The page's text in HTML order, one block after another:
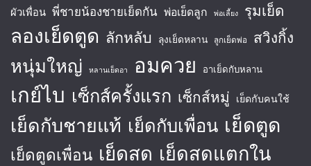
ผัวเพื่อน พี่ชายน้องชายเย็ดกัน พ่อเย็ดลูก พ่อเลี้ยง รุมเย็ด
ลองเย็ดตูด ลักหลับ ลุงเย็ดหลาน ลูกเย็ดพ่อ สวิงกิ้ง
หนุ่มใหญ่ หลานเย็ดอา อมควย อาเย็ดกับหลาน
เกย์ไบ เซ็กส์ครั้งแรก เซ็กส์หมู่ เย็ดกับคนใช้
เย็ดกับชายแท้ เย็ดกับเพื่อน เย็ดตูด
เย็ดตูดเพื่อน เย็ดสด เย็ดสดแตกใน